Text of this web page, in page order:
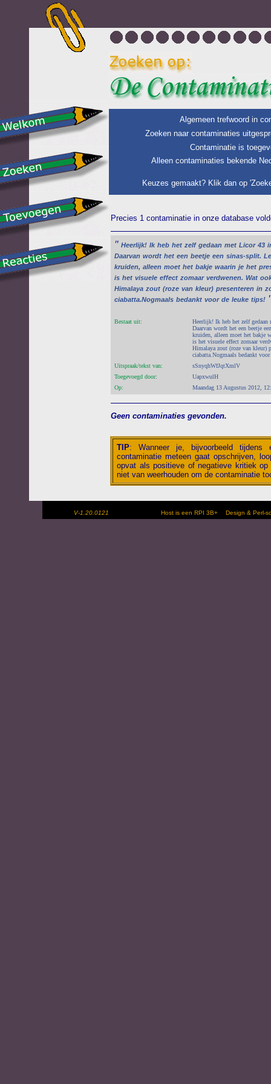
Algemeen trefwoord in
Zoeken naar contaminaties
Contaminatie is
Alleen contaminaties bekende
Keuzes gemaakt? Klik dan op
Precies 1 contaminatie in onze database
" Heerlijk! Ik heb het zelf gedaan met Licor 43
Daarvan wordt het een beetje een sinas-split.
kruiden, alleen moet het bakje waarin je het
is het visuele effect zomaar verdwenen. Wat
Himalaya zout (roze van kleur) presenteren in
ciabatta.Nogmaals bedankt voor de leuke tips!
Bestaat uit:
Heerlijk! Ik heb het zelf gedaan
Daarvan wordt het een beetje
kruiden, alleen moet het bakje
is het visuele effect zomaar
Himalaya zout (roze van kleur)
ciabatta.Nogmaals bedankt
Uitspraak/tekst van:
sSnyqhWfJqtXmlV
Toegevoegd door:
UapxwulH
Op:
Maandag 13 Augustus 2012,
Geen contaminaties gevonden.
TIP: Wanneer je, bijvoorbeeld tijdens
contaminatie meteen gaat opschrijven,
opvat als positieve of negatieve kritiek
niet van weerhouden om de contaminatie
V-1.20.0121 Host is een RPI 3B+ Design &